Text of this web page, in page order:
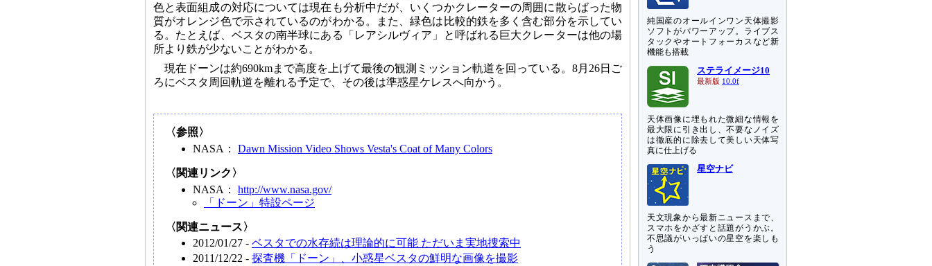
色と表面組成の対応については現在も分析中だが、いくつかクレーターの周囲に散らばった物
質がオレンジ色で示されているのがわかる。また、緑色は比較的鉄を多く含む部分を示してい
る。たとえば、ベスタの南半球にある「レアシルヴィア」と呼ばれる巨大クレーターは他の場
所より鉄が少ないことがわかる。
現在ドーンは約690kmまで高度を上げて最後の観測ミッション軌道を回っている。8月26日ご
ろにベスタ周回軌道を離れる予定で、その後は準惑星ケレスへ向かう。
〈参照〉
NASA： Dawn Mission Video Shows Vesta's Coat of Many Colors
〈関連リンク〉
NASA： http://www.nasa.gov/
「ドーン」特設ページ
〈関連ニュース〉
2012/01/27 - ベスタでの水存続は理論的に可能 ただいま実地捜索中
2011/12/22 - 探査機「ドーン」、小惑星ベスタの鮮明な画像を撮影
純国産のオールインワン天体撮影
ソフトがパワーアップ。ライブス
タックやオートフォーカスなど新
機能も搭載
ステライメージ10
最新版 10.0f
天体画像に埋もれた微細な情報を
最大限に引き出し、不要なノイズ
は徹底的に除去して美しい天体写
真に仕上げる
星空ナビ
天文現象から最新ニュースまで、
スマホをかざすと話題がうかぶ。
不思議がいっぱいの星空を楽しも
う